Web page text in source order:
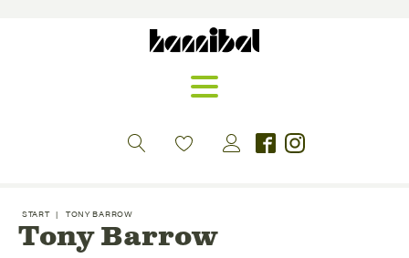
START | TONY BARROW
Tony Barrow